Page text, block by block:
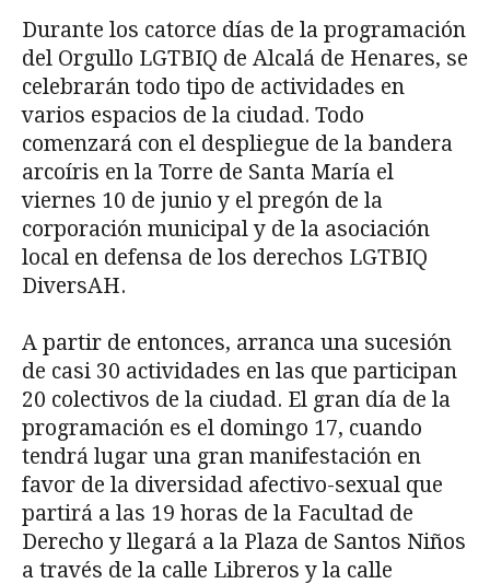
Durante los catorce días de la programación
del Orgullo LGTBIQ de Alcalá de Henares, se
celebrarán todo tipo de actividades en
varios espacios de la ciudad. Todo
comenzará con el despliegue de la bandera
arcoíris en la Torre de Santa María el
viernes 10 de junio y el pregón de la
corporación municipal y de la asociación
local en defensa de los derechos LGTBIQ
DiversAH.
A partir de entonces, arranca una sucesión
de casi 30 actividades en las que participan
20 colectivos de la ciudad. El gran día de la
programación es el domingo 17, cuando
tendrá lugar una gran manifestación en
favor de la diversidad afectivo-sexual que
partirá a las 19 horas de la Facultad de
Derecho y llegará a la Plaza de Santos Niños
a través de la calle Libreros y la calle